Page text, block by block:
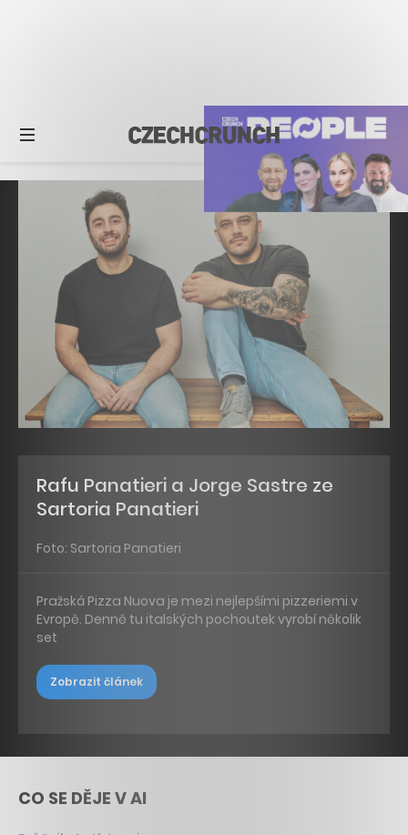
Rafu Panatieri a Jorge Sastre ze
Sartoria Panatieri
Foto: Sartoria Panatieri
Pražská Pizza Nuova je mezi nejlepšími pizzeriemi v
Evropě. Denně tu italských pochoutek vyrobí několik
set
Zobrazit článek
CO SE DĚJE V AI